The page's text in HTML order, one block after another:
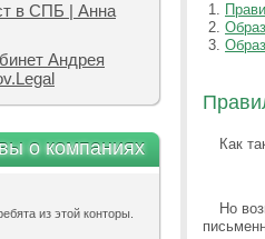
в СПБ | Анна
Андрея
о компаниях
из этой конторы.
Как
Но